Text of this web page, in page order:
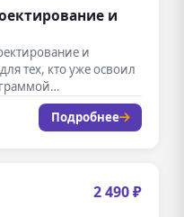
и
и
тех, кто уже освоил
Подробнее
2 490 ₽